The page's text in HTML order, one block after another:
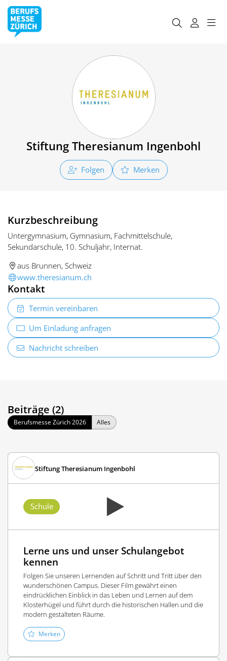
Stiftung Theresianum Ingenbohl
Folgen Merken
Kurzbeschreibung
Untergymnasium, Gymnasium, Fachmittelschule,
Sekundarschule, 10. Schuljahr, Internat.
aus Brunnen, Schweiz
www.theresianum.ch
Kontakt
Termin vereinbaren
Um Einladung anfragen
Nachricht schreiben
Beiträge (2)
Berufsmesse Zürich 2026 Alles
Stiftung Theresianum Ingenbohl
Schule
Lerne uns und unser Schulangebot
kennen
Folgen Sie unseren Lernenden auf Schritt und Tritt über den
wunderschönen Campus. Dieser Film gewährt einen
eindrücklichen Einblick in das Leben und Lernen auf dem
Klosterhügel und führt durch die historischen Hallen und die
modern gestalteten Räume.
Merken